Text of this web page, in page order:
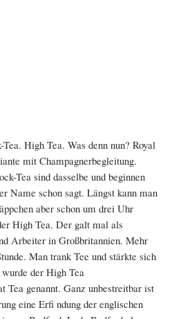
High Tea. Was denn nun? Royal
mit Champagnerbegleitung.
Tea sind dasselbe und beginnen
Name schon sagt. Längst kann man
aber schon um drei Uhr
High Tea. Der galt mal als
Arbeiter in Großbritannien. Mehr
Man trank Tee und stärkte sich
der High Tea
Tea genannt. Ganz unbestreitbar ist
eine Erfi ndung der englischen